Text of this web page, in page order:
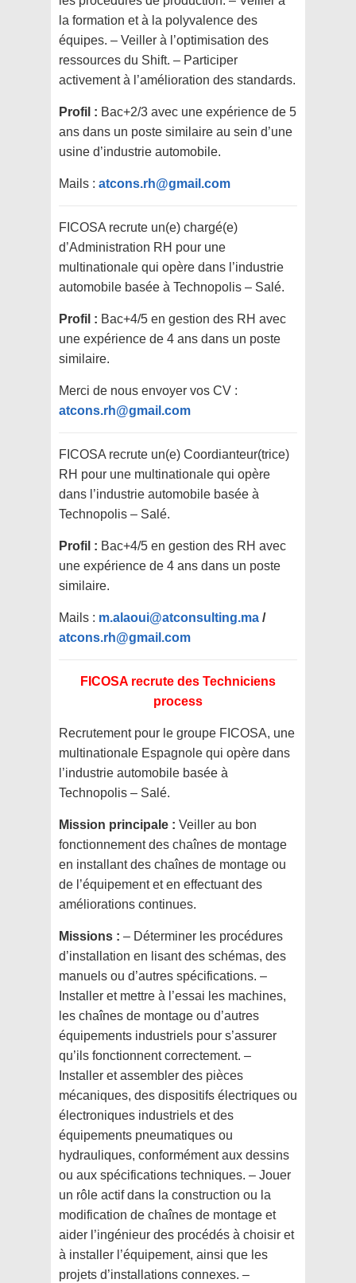
la formation et à la polyvalence des
équipes. – Veiller à l’optimisation des
ressources du Shift. – Participer
activement à l’amélioration des standards.
Profil : Bac+2/3 avec une expérience de 5
ans dans un poste similaire au sein d’une
usine d’industrie automobile.
Mails : atcons.rh@gmail.com
FICOSA recrute un(e) chargé(e)
d’Administration RH pour une
multinationale qui opère dans l’industrie
automobile basée à Technopolis – Salé.
Profil : Bac+4/5 en gestion des RH avec
une expérience de 4 ans dans un poste
similaire.
Merci de nous envoyer vos CV :
atcons.rh@gmail.com
FICOSA recrute un(e) Coordianteur(trice)
RH pour une multinationale qui opère
dans l’industrie automobile basée à
Technopolis – Salé.
Profil : Bac+4/5 en gestion des RH avec
une expérience de 4 ans dans un poste
similaire.
Mails : m.alaoui@atconsulting.ma /
atcons.rh@gmail.com
FICOSA recrute des Techniciens
process
Recrutement pour le groupe FICOSA, une
multinationale Espagnole qui opère dans
l’industrie automobile basée à
Technopolis – Salé.
Mission principale : Veiller au bon
fonctionnement des chaînes de montage
en installant des chaînes de montage ou
de l’équipement et en effectuant des
améliorations continues.
Missions : – Déterminer les procédures
d’installation en lisant des schémas, des
manuels ou d’autres spécifications. –
Installer et mettre à l’essai les machines,
les chaînes de montage ou d’autres
équipements industriels pour s’assurer
qu’ils fonctionnent correctement. –
Installer et assembler des pièces
mécaniques, des dispositifs électriques ou
électroniques industriels et des
équipements pneumatiques ou
hydrauliques, conformément aux dessins
ou aux spécifications techniques. – Jouer
un rôle actif dans la construction ou la
modification de chaînes de montage et
aider l’ingénieur des procédés à choisir et
à installer l’équipement, ainsi que les
projets d’installations connexes. –